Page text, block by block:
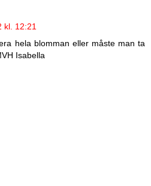
kl. 12:21
hela blomman eller måste man ta
Isabella